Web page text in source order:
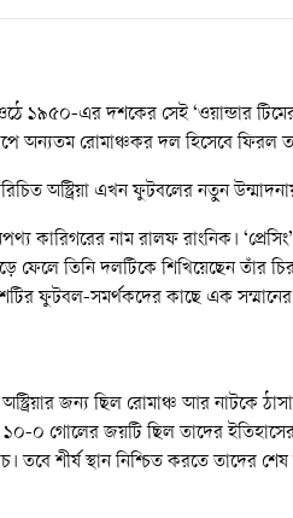
ওঠে ১৯৫০-এর দশকের সেই ‘ওয়ান্ডার
অন্যতম রোমাঞ্চকর দল হিসেবে ফিরল
অস্ট্রিয়া এখন ফুটবলের নতুন
কারিগরের নাম রালফ রাংনিক।
তিনি দলটিকে শিখিয়েছেন তাঁর
ফুটবল-সমর্থকদের কাছে এক
জন্য ছিল রোমাঞ্চ আর নাটকে
১০-০ গোলের জয়টি ছিল তাদের
তবে শীর্ষ স্থান নিশ্চিত করতে তাদের শেষ